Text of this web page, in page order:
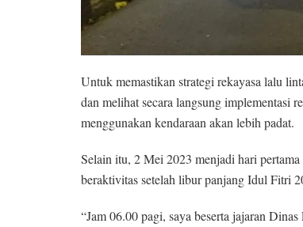
Untuk memastikan strategi rekayasa lalu
dan melihat secara langsung implementasi
menggunakan kendaraan akan lebih padat.
Selain itu, 2 Mei 2023 menjadi hari
beraktivitas setelah libur panjang Idul Fitri
“Jam 06.00 pagi, saya beserta jajaran